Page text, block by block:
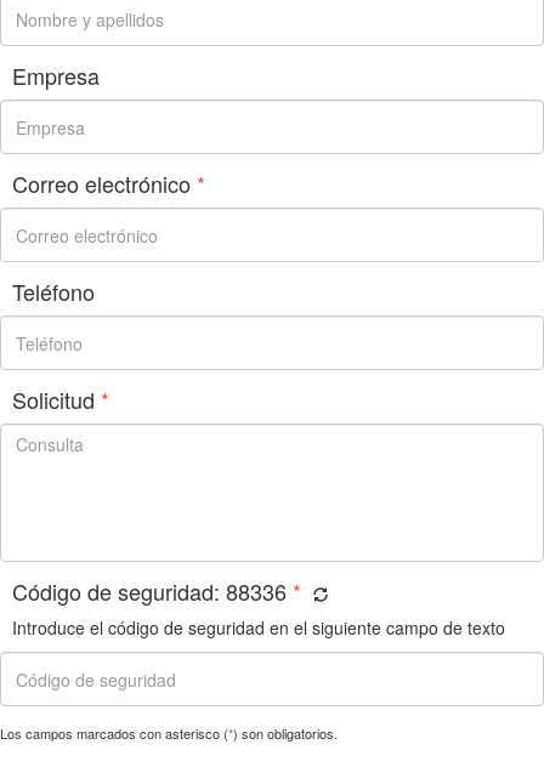
Empresa
Correo electrónico *
Teléfono
Solicitud *
Código de seguridad: 88336 *
Introduce el código de seguridad en el siguiente campo de texto
Los campos marcados con asterisco (*) son obligatorios.